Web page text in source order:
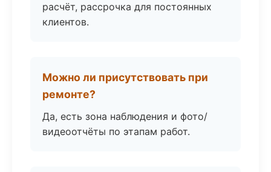
расчёт, рассрочка для постоянных
клиентов.
Можно ли присутствовать при
ремонте?
Да, есть зона наблюдения и фото/
видеоотчёты по этапам работ.